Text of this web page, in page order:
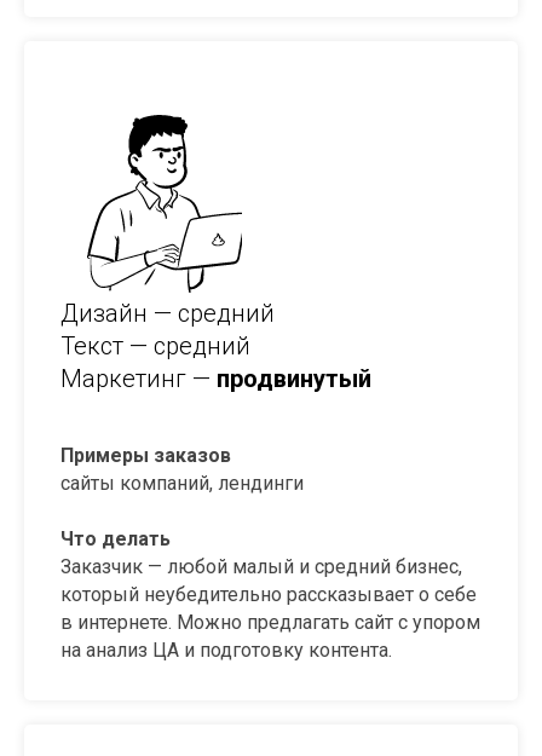
Дизайн — средний
Текст — средний
Маркетинг — продвинутый
Примеры заказов
сайты компаний, лендинги
Что делать
Заказчик — любой малый и средний бизнес,
который неубедительно рассказывает о себе
в интернете. Можно предлагать сайт с упором
на анализ ЦА и подготовку контента.